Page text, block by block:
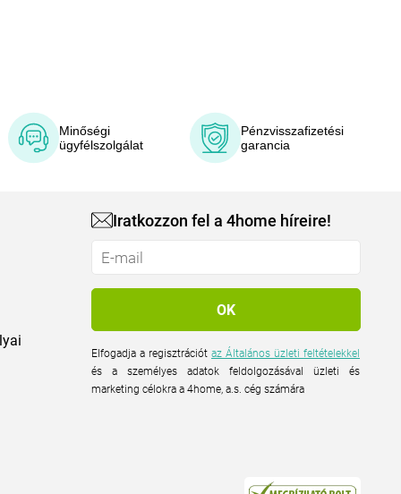
Minőségi
ügyfélszolgálat
Pénzvisszafizetési
garancia
Iratkozzon fel a 4home híreire!
Elfogadja a regisztrációtaz Általános üzleti feltételekkel
és a személyes adatok feldolgozásával üzleti és
marketing célokra a 4home, a.s. cég számára